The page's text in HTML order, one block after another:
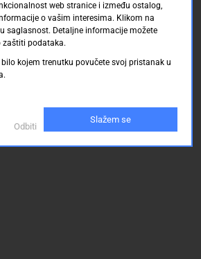
web stranice i između ostalog,
o vašim interesima. Klikom na
saglasnost. Detaljne informacije možete
zaštiti podataka.
kojem trenutku povučete svoj pristanak u
Odbiti
Slažem se